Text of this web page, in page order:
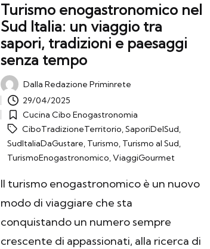
Turismo enogastronomico nel
Sud Italia: un viaggio tra
sapori, tradizioni e paesaggi
senza tempo
Posted
by
Dalla Redazione Priminrete
29/04/2025
Posted
in
Cucina Cibo Enogastronomia
Tags:
CiboTradizioneTerritorio,SaporiDelSud,
SudItaliaDaGustare, Turismo, Turismo al Sud,
TurismoEnogastronomico,ViaggiGourmet
Il turismo enogastronomico è un nuovo
modo di viaggiare che sta
conquistando un numero sempre
crescente di appassionati, alla ricerca di